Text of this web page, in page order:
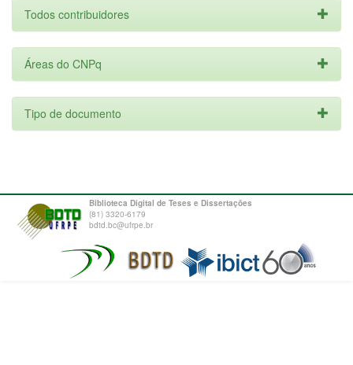
Todos contribuidores
Áreas do CNPq
Tipo de documento
Biblioteca Digital de Teses e Dissertações
(81) 3320-6179
bdtd.bc@ufrpe.br